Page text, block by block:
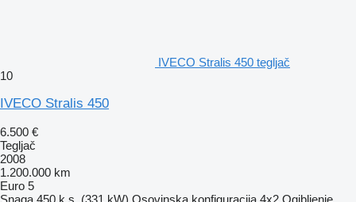
IVECO Stralis 450 tegljač
10
IVECO Stralis 450
6.500 €
Tegljač
2008
1.200.000 km
Euro 5
Snaga 450 k.s. (331 kW) Osovinska konfiguracija 4x2 Ogibljenje